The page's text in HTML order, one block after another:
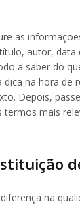
as
autor, data
a saber do
dica na hora de
Depois,
termos mais
na